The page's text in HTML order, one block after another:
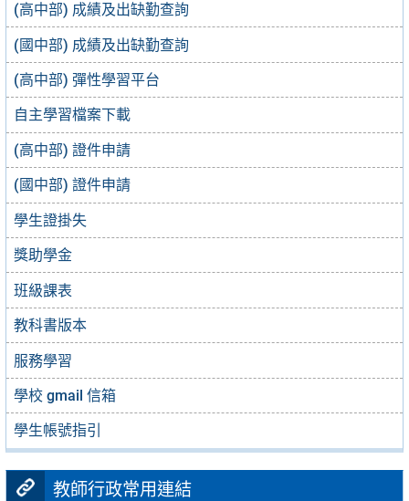
(高中部) 成績及出缺勤查詢
(國中部) 成績及出缺勤查詢
(高中部) 彈性學習平台
自主學習檔案下載
(高中部) 證件申請
(國中部) 證件申請
學生證掛失
獎助學金
班級課表
教科書版本
服務學習
學校 gmail 信箱
學生帳號指引
教師行政常用連結